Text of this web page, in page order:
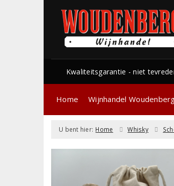
Kwaliteitsgarantie - niet
Home Wijnhandel
U bent hier: Home Whisky